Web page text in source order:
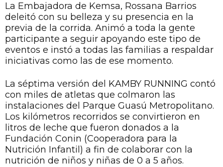
La Embajadora de Kemsa, Rossana Barrios
deleitó con su belleza y su presencia en la
previa de la corrida. Animó a toda la gente
participante a seguir apoyando este tipo de
eventos e instó a todas las familias a respaldar
iniciativas como las de ese momento.
La séptima versión del KAMBY RUNNING contó
con miles de atletas que colmaron las
instalaciones del Parque Guasú Metropolitano.
Los kilómetros recorridos se convirtieron en
litros de leche que fueron donados a la
Fundación Conin (Cooperadora para la
Nutrición Infantil) a fin de colaborar con la
nutrición de niños y niñas de 0 a 5 años.